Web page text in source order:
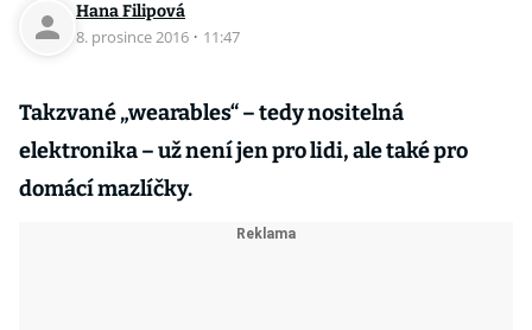
Hana Filipová
8. prosince 2016 · 11:47
Takzvané „wearables“ – tedy nositelná
elektronika – už není jen pro lidi, ale také pro
domácí mazlíčky.